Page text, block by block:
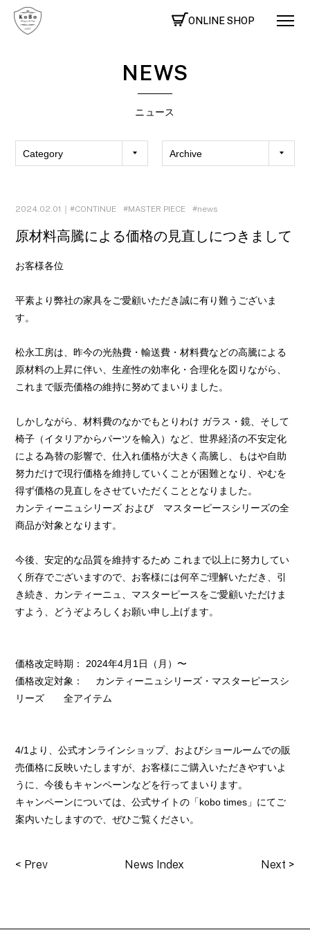
ONLINE SHOP
NEWS
ニュース
2024.02.01｜ CONTINUE MASTER PIECE news
原材料高騰による価格の見直しにつきまして
お客様各位
平素より弊社の家具をご愛顧いただき誠に有り難うございま
す。
松永工房は、昨今の光熱費・輸送費・材料費などの高騰による
原材料の上昇に伴い、生産性の効率化・合理化を図りながら、
これまで販売価格の維持に努めてまいりました。
しかしながら、材料費のなかでもとりわけ ガラス・鏡、そして
椅子（イタリアからパーツを輸入）など、世界経済の不安定化
による為替の影響で、仕入れ価格が大きく高騰し、もはや自助
努力だけで現行価格を維持していくことが困難となり、やむを
得ず価格の見直しをさせていただくこととなりました。
カンティーニュシリーズ および マスターピースシリーズの全
商品が対象となります。
今後、安定的な品質を維持するため これまで以上に努力してい
く所存でございますので、お客様には何卒ご理解いただき、引
き続き、カンティーニュ、マスターピースをご愛顧いただけま
すよう、どうぞよろしくお願い申し上げます。
価格改定時期： 2024年4月1日（月）〜
価格改定対象： カンティーニュシリーズ・マスターピースシ
リーズ 全アイテム
4/1より、公式オンラインショップ、およびショールームでの販
売価格に反映いたしますが、お客様にご購入いただきやすいよ
うに、今後もキャンペーンなどを行ってまいります。
キャンペーンについては、公式サイトの「kobo times」にてご
案内いたしますので、ぜひご覧ください。
< Prev News Index Next >